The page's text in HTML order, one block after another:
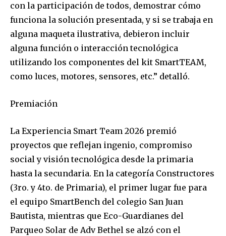
con la participación de todos, demostrar cómo
funciona la solución presentada, y si se trabaja en
alguna maqueta ilustrativa, debieron incluir
alguna función o interacción tecnológica
utilizando los componentes del kit SmartTEAM,
como luces, motores, sensores, etc.” detalló.
Premiación
La Experiencia Smart Team 2026 premió
proyectos que reflejan ingenio, compromiso
social y visión tecnológica desde la primaria
hasta la secundaria. En la categoría Constructores
(3ro. y 4to. de Primaria), el primer lugar fue para
el equipo SmartBench del colegio San Juan
Bautista, mientras que Eco-Guardianes del
Parqueo Solar de Adv Bethel se alzó con el